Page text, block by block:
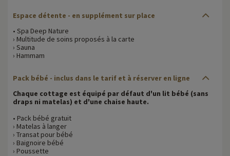
Espace détente - en supplément sur place
• Spa Deep Nature
› Multitude de soins proposés à la carte
› Sauna
› Hammam
Pack bébé - inclus dans le tarif et à réserver en ligne
Chaque cottage est équipé par défaut d'un lit bébé (sans
draps ni matelas) et d'une chaise haute.
• Pack bébé gratuit
› Matelas à langer
› Transat pour bébé
› Baignoire bébé
› Poussette